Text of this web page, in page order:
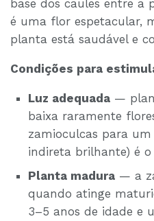
base dos caules entre a
é uma flor espetacular,
planta está saudável e
Condições para
Luz adequada—
baixa raramente
zamioculcas para
indireta brilhante) é
Planta madura— a
quando atinge
3–5 anos de idade e